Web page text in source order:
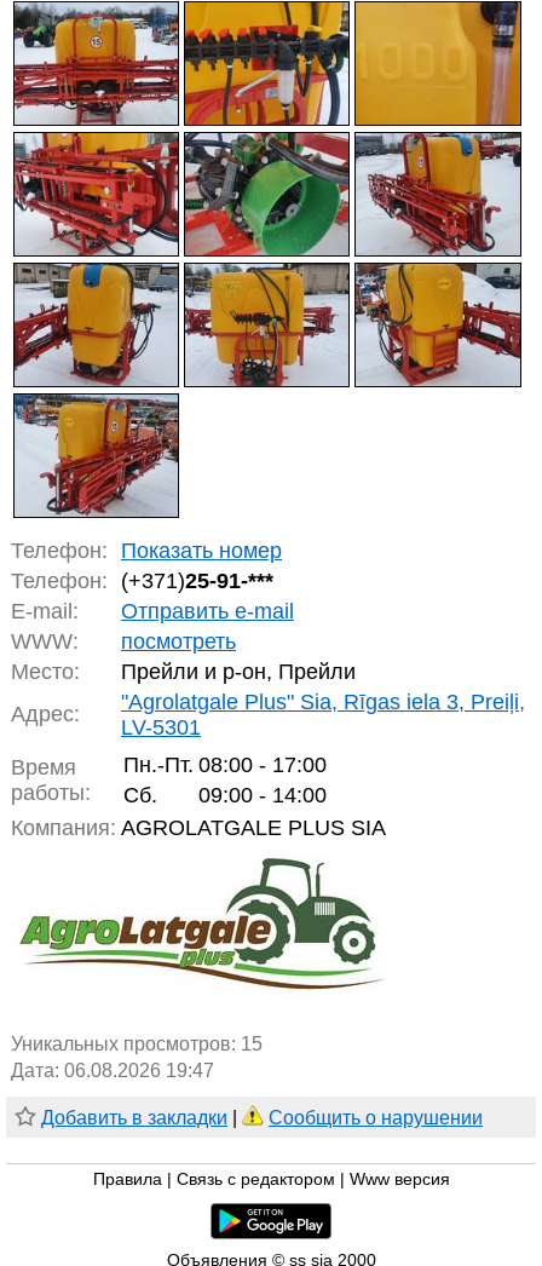
Телефон:
Показать номер
Телефон:
(+371)25-91-***
E-mail:
Отправить e-mail
WWW:
посмотреть
Место:
Прейли и р-он, Прейли
Адрес:
"Agrolatgale Plus" Sia, Rīgas iela 3, Preiļi,
LV-5301
Время
работы:
Пн.-Пт. 08:00 - 17:00
Сб.
09:00 - 14:00
Компания: AGROLATGALE PLUS SIA
Уникальных просмотров: 15
Дата: 06.08.2026 19:47
Добавить в закладки Сообщить о нарушении
Правила Связь с редактором Www версия
Объявления © ss sia 2000